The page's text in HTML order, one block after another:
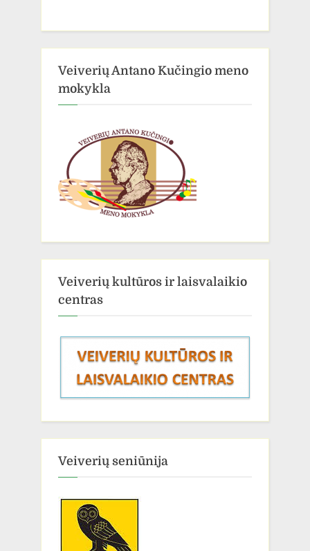
Veiverių Antano Kučingio meno
mokykla
Veiverių kultūros ir laisvalaikio
centras
Veiverių seniūnija